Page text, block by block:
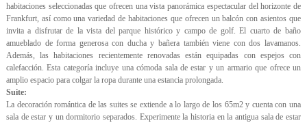
habitaciones seleccionadas que ofrecen una vista panorámica espectacular del horizonte de
Frankfurt, así como una variedad de habitaciones que ofrecen un balcón con asientos que
invita a disfrutar de la vista del parque histórico y campo de golf. El cuarto de baño
amueblado de forma generosa con ducha y bañera también viene con dos lavamanos.
Además, las habitaciones recientemente renovadas están equipadas con espejos con
calefacción. Esta categoría incluye una cómoda sala de estar y un armario que ofrece un
amplio espacio para colgar la ropa durante una estancia prolongada.
Suite:
La decoración romántica de las suites se extiende a lo largo de los 65m2 y cuenta con una
sala de estar y un dormitorio separados. Experimente la historia en la antigua sala de estar